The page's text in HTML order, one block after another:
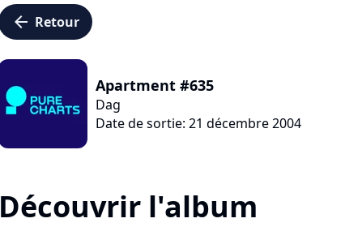
arrow_left Retour
Apartment #635
Dag
Date de sortie: 21 décembre 2004
Découvrir l'album